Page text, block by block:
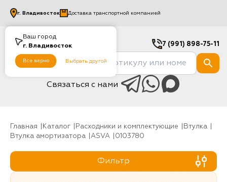
Ваш город
г. Владивосток
Все верно Выбрать другой
г. Владивосток Доставка транспортной компанией
7 (991) 898-75-11
Связаться с нами
Главная Каталог Расходники и комплектующие
Втулка
Втулка амортизатора
ASVA 0103780
Фильтр